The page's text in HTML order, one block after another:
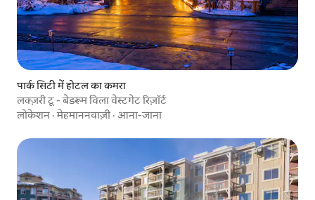
पार्क सिटी में होटल का कमरा
लक्ज़री टू - बेडरूम विला वेस्टगेट रिज़ॉर्ट
लोकेशन ·मेहमाननवाज़ी · आना-जाना